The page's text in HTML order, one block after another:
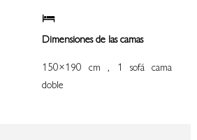
Dimensiones de las camas
150×190 cm , 1 sofá cama
doble